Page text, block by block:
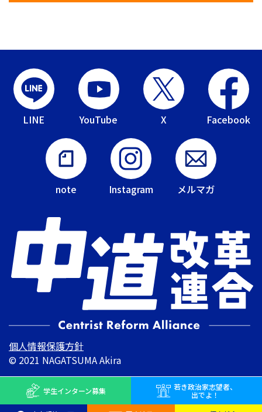
LINE YouTube X Facebook
note Instagram メルマガ
個人情報保護方針
© 2021 NAGATSUMA Akira
学生インターン募集 若き政治家志望者、
出でよ！